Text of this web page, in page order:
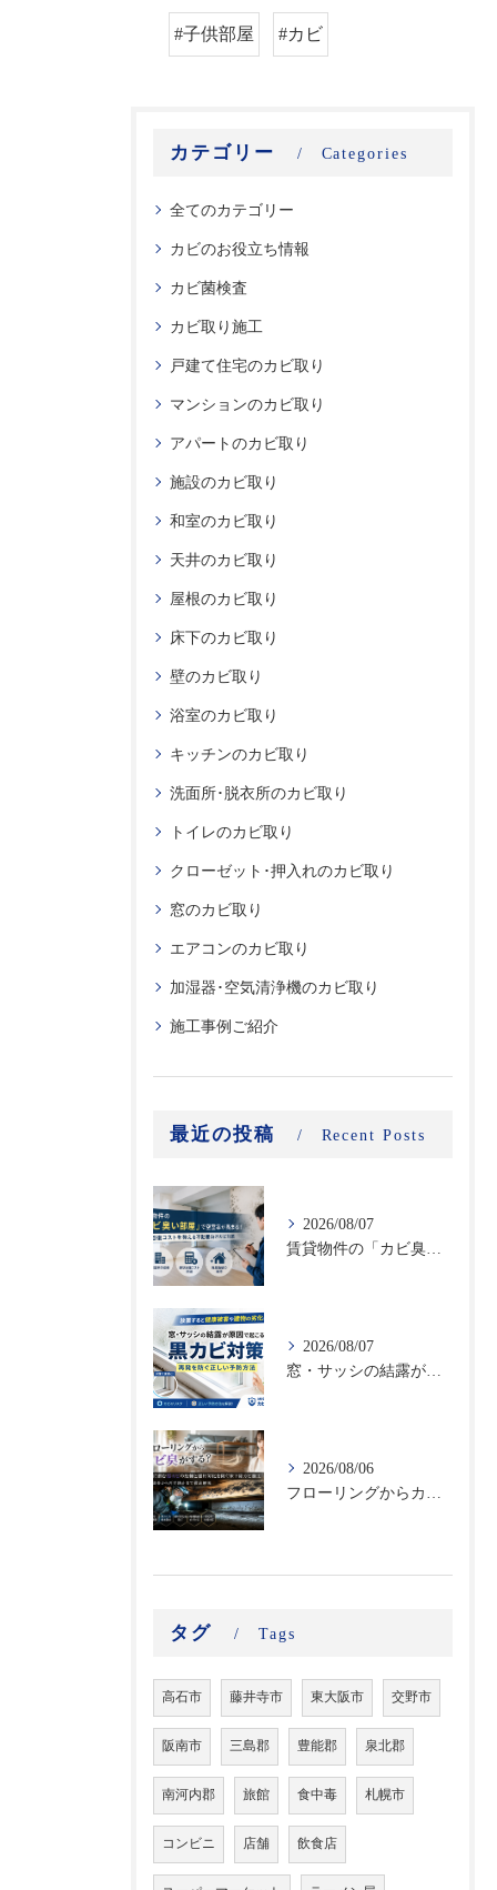
#子供部屋 #カビ
カテゴリー Categories
全てのカテゴリー
カビのお役立ち情報
カビ菌検査
カビ取り施工
戸建て住宅のカビ取り
マンションのカビ取り
アパートのカビ取り
施設のカビ取り
和室のカビ取り
天井のカビ取り
屋根のカビ取り
床下のカビ取り
壁のカビ取り
浴室のカビ取り
キッチンのカビ取り
洗面所･脱衣所のカビ取り
トイレのカビ取り
クローゼット･押入れのカビ取り
窓のカビ取り
エアコンのカビ取り
加湿器･空気清浄機のカビ取り
施工事例ご紹介
最近の投稿 Recent Posts
2026/08/07
2026/08/07
2026/08/06
タグ Tags
高石市 藤井寺市 東大阪市 交野市
阪南市 三島郡 豊能郡 泉北郡
南河内郡 旅館 食中毒 札幌市
コンビニ 店舗 飲食店